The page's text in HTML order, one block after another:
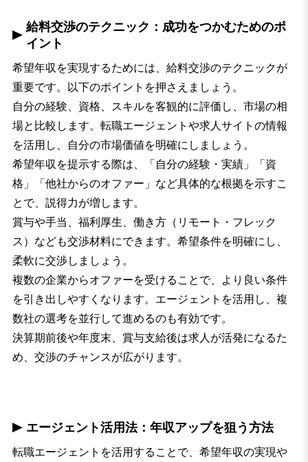
給料交渉のテクニック：成功をつかむためのポ
イント
希望年収を実現するためには、給料交渉のテクニックが
重要です。以下のポイントを押さえましょう。
自分の経験、資格、スキルを客観的に評価し、市場の相
場と比較します。転職エージェントや求人サイトの情報
を活用し、自分の市場価値を明確にしましょう。
希望年収を提示する際は、「自分の経験・実績」「資
格」「他社からのオファー」など具体的な根拠を示すこ
とで、説得力が増します。
賞与や手当、福利厚生、働き方（リモート・フレック
ス）なども交渉材料にできます。希望条件を明確にし、
柔軟に交渉しましょう。
複数の企業からオファーを受けることで、より良い条件
を引き出しやすくなります。エージェントを活用し、複
数社の選考を並行して進めるのも有効です。
決算期前後や年度末、賞与支給後は求人が活発になるた
め、交渉のチャンスが広がります。
エージェント活用法：年収アップを狙う方法
転職エージェントを活用することで、希望年収の実現や